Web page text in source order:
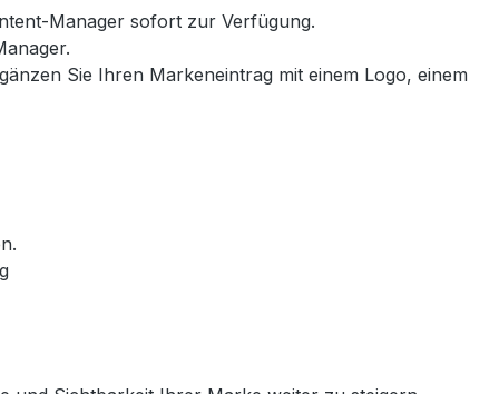
Manager sofort zur Verfügung.
Sie Ihren Markeneintrag mit einem Logo, einem